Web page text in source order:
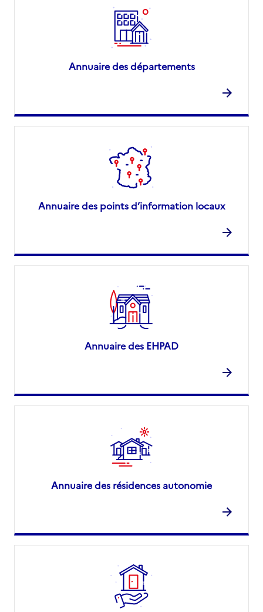
Annuaire des départements
Annuaire des points d’information locaux
Annuaire des EHPAD
Annuaire des résidences autonomie